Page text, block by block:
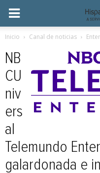
Inicio Canal de noticias
NB
CU
niv
ers
al
Telemundo
galardonada e